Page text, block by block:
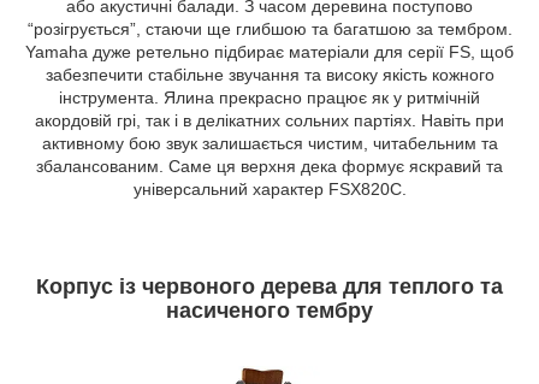
або акустичні балади. З часом деревина поступово
“розігрується”, стаючи ще глибшою та багатшою за тембром.
Yamaha дуже ретельно підбирає матеріали для серії FS, щоб
забезпечити стабільне звучання та високу якість кожного
інструмента. Ялина прекрасно працює як у ритмічній
акордовій грі, так і в делікатних сольних партіях. Навіть при
активному бою звук залишається чистим, читабельним та
збалансованим. Саме ця верхня дека формує яскравий та
універсальний характер FSX820C.
Корпус із червоного дерева для теплого та
насиченого тембру